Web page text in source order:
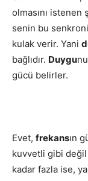
olmasını istenen
senin bu
kulak verir. Yani
bağlıdır. Duygu
gücü belirler.
Evet, frekansın
kuvvetli gibi
kadar fazla ise,